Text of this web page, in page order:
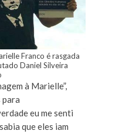
Franco é rasgada
Daniel Silveira
à Marielle”,
para
eu me senti
que eles iam